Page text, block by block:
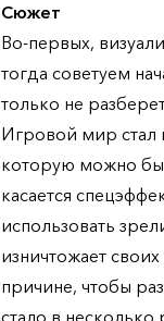
Сюжет
Во-первых,
тогда советуем
только не
Игровой мир стал
которую можно
касается
использовать
изничтожает
причине, чтобы
стало в